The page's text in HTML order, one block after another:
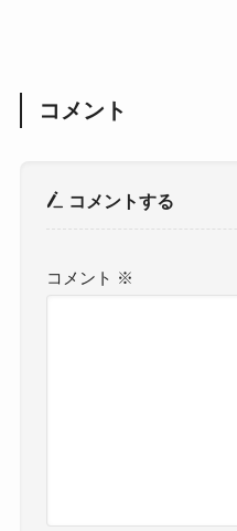
コメント
コメントする
コメント ※